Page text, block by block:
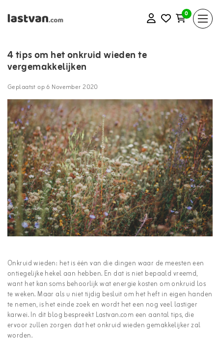
0
4 tips om het onkruid wieden te
vergemakkelijken
Geplaatst op6 November 2020
Onkruid wieden: het is één van die dingen waar de meesten een
ontiegelijke hekel aan hebben. En dat is niet bepaald vreemd,
want het kan soms behoorlijk wat energie kosten om onkruid los
te weken. Maar als u niet tijdig besluit om het heft in eigen handen
te nemen, is het einde zoek en wordt het een nog veel lastiger
karwei. In dit blog bespreekt Lastvan.com een aantal tips, die
ervoor zullen zorgen dat het onkruid wieden gemakkelijker zal
worden.